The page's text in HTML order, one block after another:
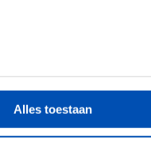
Alles toestaan